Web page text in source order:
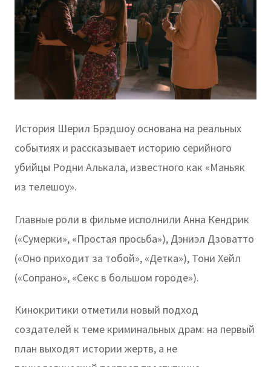
История Шерил Брэдшоу основана на реальных
событиях и рассказывает историю серийного
убийцы Родни Алькала, известного как «Маньяк
из телешоу».
Главные роли в фильме исполнили Анна Кендрик
(«Сумерки», «Простая просьба»), Дэниэл Дзоватто
(«Оно приходит за тобой», «Детка»), Тони Хейл
(«Сопрано», «Секс в большом городе»).
Кинокритики отметили новый подход
создателей к теме криминальных драм: на первый
план выходят истории жертв, а не